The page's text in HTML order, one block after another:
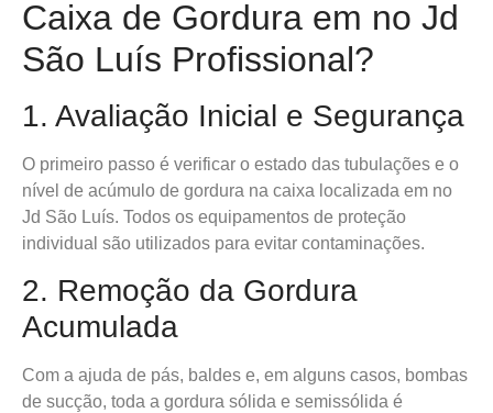
Caixa de Gordura em no Jd
São Luís Profissional?
1. Avaliação Inicial e Segurança
O primeiro passo é verificar o estado das tubulações e o
nível de acúmulo de gordura na caixa localizada em no
Jd São Luís. Todos os equipamentos de proteção
individual são utilizados para evitar contaminações.
2. Remoção da Gordura
Acumulada
Com a ajuda de pás, baldes e, em alguns casos, bombas
de sucção, toda a gordura sólida e semissólida é